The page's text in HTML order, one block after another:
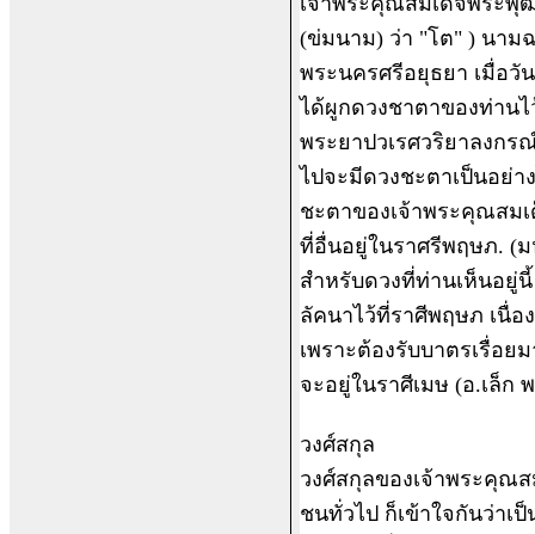
(ข่มนาม) ว่า "โต" ) นาม
พระนครศรีอยุธยา เมื่อ
ได้ผูกดวงชาตาของท่าน
พระยาปวเรศวริยาลงก
ไปจะมีดวงชะตาเป็นอย่
ชะตาของเจ้าพระคุณสม
ที่อื่นอยู่ในราศรีพฤษภ. (
สำหรับดวงที่ท่านเห็นอยู่
ลัคนาไว้ที่ราศีพฤษภ เนื่อ
เพราะต้องรับบาตรเรื่อ
จะอยู่ในราศีเมษ (อ.เล็ก
วงศ์สกุล
วงศ์สกุลของเจ้าพระคุณ
ชนทั่วไป ก็เข้าใจกันว่าเ